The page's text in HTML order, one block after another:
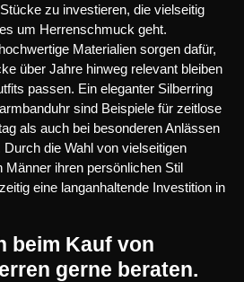
zu investieren, die vielseitig
um Herrenschmuck geht.
Materialien sorgen dafür,
über Jahre hinweg relevant bleiben
passen. Ein eleganter Silberring
sind Beispiele für zeitlose
als auch bei besonderen Anlässen
die Wahl von vielseitigen
ihren persönlichen Stil
eine langanhaltende Investition in
beim Kauf von
gerne beraten.